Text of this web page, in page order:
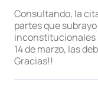
Consultando, la
partes que
inconstitucionales
14 de marzo, las
Gracias!!